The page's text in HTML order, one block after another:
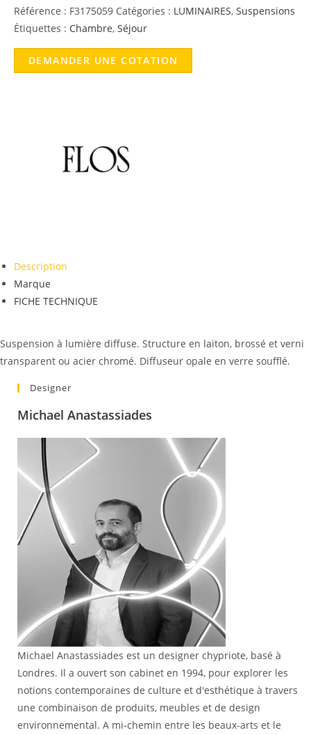
Référence : F3175059 Catégories : LUMINAIRES, Suspensions
Étiquettes : Chambre, Séjour
DEMANDER UNE COTATION
Description
Marque
FICHE TECHNIQUE
Suspension à lumière diffuse. Structure en laiton, brossé et verni
transparent ou acier chromé. Diffuseur opale en verre soufflé.
Designer
Michael Anastassiades
Michael Anastassiades est un designer chypriote, basé à
Londres. Il a ouvert son cabinet en 1994, pour explorer les
notions contemporaines de culture et d'esthétique à travers
une combinaison de produits, meubles et de design
environnemental. A mi-chemin entre les beaux-arts et le